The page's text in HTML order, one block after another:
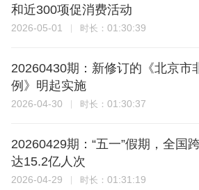
和近300项促消费活动
2026-05-01 时长： 01:30:39
20260430期：新修订的《北京市
例》明起实施
2026-04-30 时长： 01:30:37
20260429期：“五一”假期，全国
达15.2亿人次
2026-04-29 时长： 01:31:19